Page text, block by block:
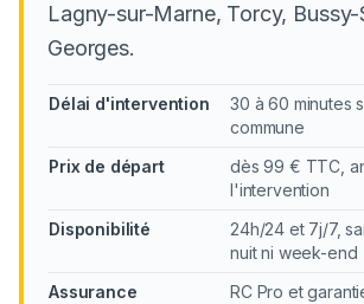
Lagny-sur-Marne, Torcy, Bussy-
Georges.
Délai d'intervention
30 à 60 minutes
commune
Prix de départ
dès 99 € TTC,
l'intervention
Disponibilité
24h/24 et 7j/7,
nuit ni week-end
Assurance
RC Pro et